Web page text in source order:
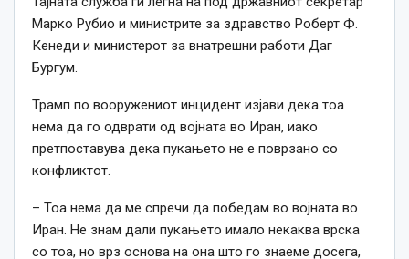
Марко Рубио и министрите за здравство Роберт Ф.
Кенеди и министерот за внатрешни работи Даг
Бургум.
Трамп по вооружениот инцидент изјави дека тоа
нема да го одврати од војната во Иран, иако
претпоставува дека пукањето не е поврзано со
конфликтот.
– Тоа нема да ме спречи да победам во војната во
Иран. Не знам дали пукањето имало некаква врска
со тоа, но врз основа на она што го знаеме досега,